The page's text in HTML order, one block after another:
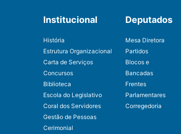
Institucional
História
Estrutura Organizacional
Carta de Serviços
Concursos
Biblioteca
Escola do Legislativo
Coral dos Servidores
Gestão de Pessoas
Cerimonial
Deputados
Mesa Diretora
Partidos
Blocos e
Bancadas
Frentes
Parlamentares
Corregedoria